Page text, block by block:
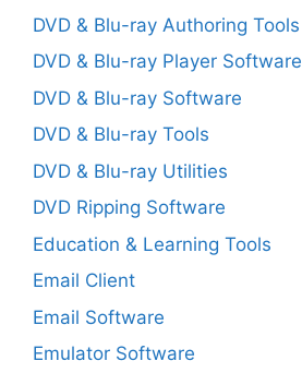
DVD & Blu-ray Authoring Tools
DVD & Blu-ray Player Software
DVD & Blu-ray Software
DVD & Blu-ray Tools
DVD & Blu-ray Utilities
DVD Ripping Software
Education & Learning Tools
Email Client
Email Software
Emulator Software